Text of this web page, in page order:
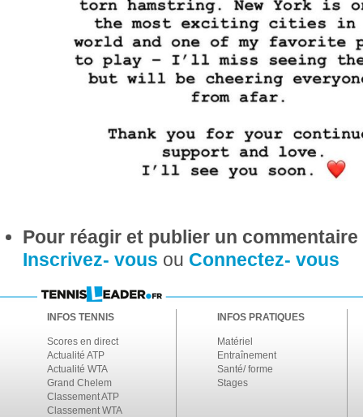
Pour réagir et publier un
Inscrivez- vous ou Connectez- vous
INFOS TENNIS
Scores en direct
Actualité ATP
Actualité WTA
Grand Chelem
Classement ATP
Classement WTA
INFOS PRATIQUES
Matériel
Entraînement
Santé/ forme
Stages